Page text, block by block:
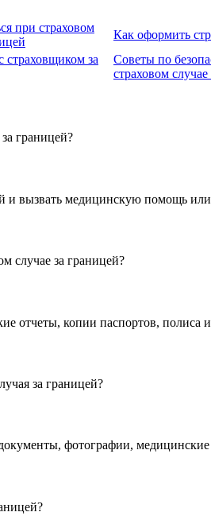
при страховом
Как оформить
страховщиком за
Советы по
страховом
границей?
и вызвать медицинскую помощь
случае за границей?
отчеты, копии паспортов,
за границей?
фотографии,